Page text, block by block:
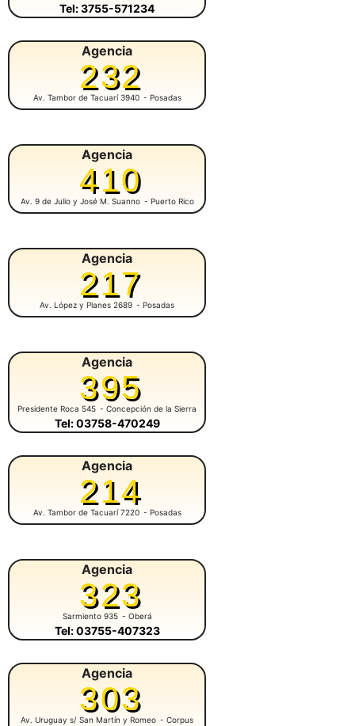
Tel: 3755-571234
Agencia
232
Av. Tambor de Tacuarí 3940 - Posadas
Agencia
410
Av. 9 de Julio y José M. Suanno - Puerto Rico
Agencia
217
Av. López y Planes 2689 - Posadas
Agencia
395
Presidente Roca 545 - Concepción de la Sierra
Tel: 03758-470249
Agencia
214
Av. Tambor de Tacuarí 7220 - Posadas
Agencia
323
Sarmiento 935 - Oberá
Tel: 03755-407323
Agencia
303
Av. Uruguay s/ San Martín y Romeo - Corpus